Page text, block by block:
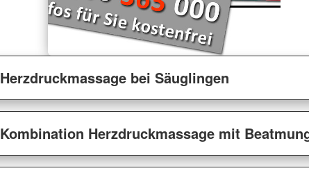
Herzdruckmassage bei Säuglingen
Kombination Herzdruckmassage mit